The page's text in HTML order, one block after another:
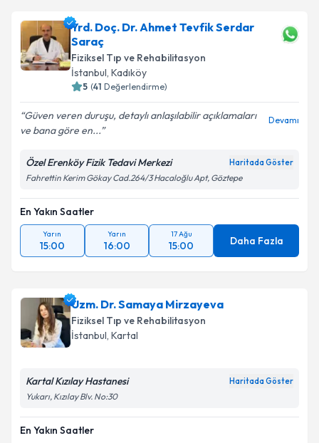
Yrd. Doç. Dr. Ahmet Tevfik Serdar
Saraç
Fiziksel Tıp ve Rehabilitasyon
İstanbul, Kadıköy
5 (41 Değerlendirme)
Güven veren duruşu, detaylı anlaşılabilir açıklamaları
ve bana göre en...
Devamı
Özel Erenköy Fizik Tedavi Merkezi Haritada Göster
Fahrettin Kerim Gökay Cad.264/3 Hacaloğlu Apt, Göztepe
En Yakın Saatler
Yarın
15:00
Yarın
16:00
17 Ağu
15:00 Daha Fazla
Uzm. Dr. Samaya Mirzayeva
Fiziksel Tıp ve Rehabilitasyon
İstanbul, Kartal
Kartal Kızılay Hastanesi Haritada Göster
Yukarı, Kızılay Blv. No:30
En Yakın Saatler